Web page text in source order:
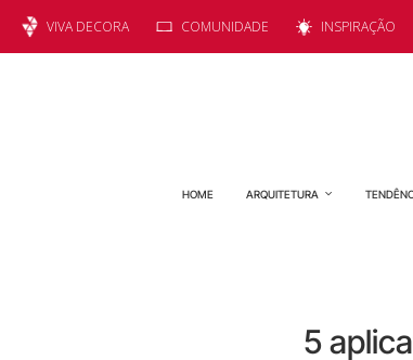
VIVA DECORA COMUNIDADE INSPIRAÇÃO
HOME ARQUITETURA
5